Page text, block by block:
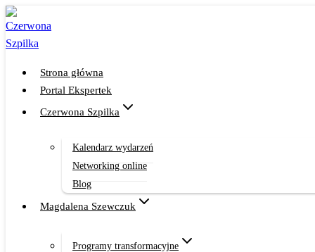
Przejdź
do
treści
Strona główna
Portal Ekspertek
Czerwona Szpilka
Kalendarz wydarzeń
Networking online
Blog
Magdalena Szewczuk
Programy transformacyjne